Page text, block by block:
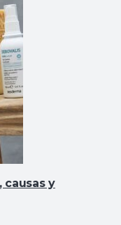
causas y